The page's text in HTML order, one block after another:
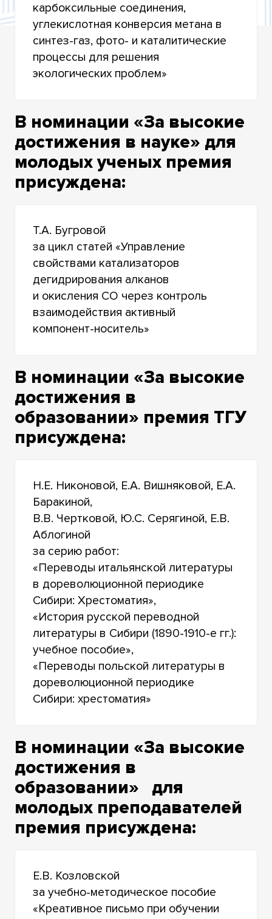
карбоксильные соединения,
углекислотная конверсия метана в
синтез-газ, фото- и каталитические
процессы для решения
экологических проблем»
В номинации «За высокие
достижения в науке» для
молодых ученых премия
присуждена:
Т.А. Бугровой
за цикл статей «Управление
свойствами катализаторов
дегидрирования алканов
и окисления CO через контроль
взаимодействия активный
компонент-носитель»
В номинации «За высокие
достижения в
образовании» премия ТГУ
присуждена:
Н.Е. Никоновой, Е.А. Вишняковой, Е.А.
Баракиной,
В.В. Чертковой, Ю.С. Серягиной, Е.В.
Аблогиной
за серию работ:
«Переводы итальянской литературы
в дореволюционной периодике
Сибири: Хрестоматия»,
«История русской переводной
литературы в Сибири (1890-1910-е гг.):
учебное пособие»,
«Переводы польской литературы в
дореволюционной периодике
Сибири: хрестоматия»
В номинации «За высокие
достижения в
образовании» для
молодых преподавателей
премия присуждена:
Е.В. Козловской
за учебно-методическое пособие
«Креативное письмо при обучении